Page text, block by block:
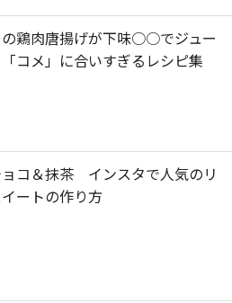
鶏肉唐揚げが下味○○でジュー
コメ」に合いすぎるレシピ集
コ＆抹茶 インスタで人気のリ
ートの作り方